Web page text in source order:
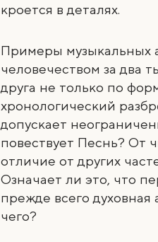
кроется в деталях.
Примеры музыкальных
человечеством за два
друга не только по
хронологический
допускает
повествует Песнь? От
отличие от других
Означает ли это, что
прежде всего духовная
чего?